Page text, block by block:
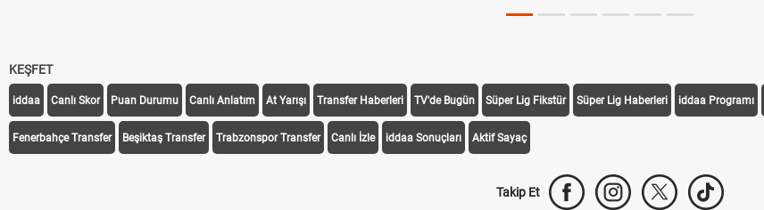
KEŞFET
iddaa Canlı Skor Puan Durumu Canlı Anlatım At Yarışı Transfer Haberleri TV'de Bugün Süper Lig Fikstür Süper Lig Haberleri iddaa Programı
Fenerbahçe Transfer Beşiktaş Transfer Trabzonspor Transfer Canlı İzle iddaa Sonuçları Aktif Sayaç
Takip Et